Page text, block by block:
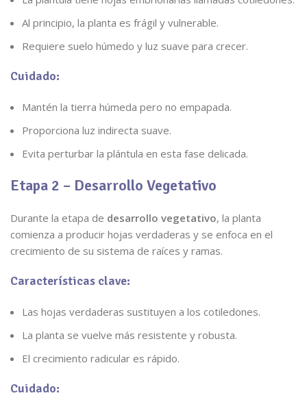
Al principio, la planta es frágil y vulnerable.
Requiere suelo húmedo y luz suave para crecer.
Cuidado:
Mantén la tierra húmeda pero no empapada.
Proporciona luz indirecta suave.
Evita perturbar la plántula en esta fase delicada.
Etapa 2 – Desarrollo Vegetativo
Durante la etapa de desarrollo vegetativo, la planta
comienza a producir hojas verdaderas y se enfoca en el
crecimiento de su sistema de raíces y ramas.
Características clave:
Las hojas verdaderas sustituyen a los cotiledones.
La planta se vuelve más resistente y robusta.
El crecimiento radicular es rápido.
Cuidado: